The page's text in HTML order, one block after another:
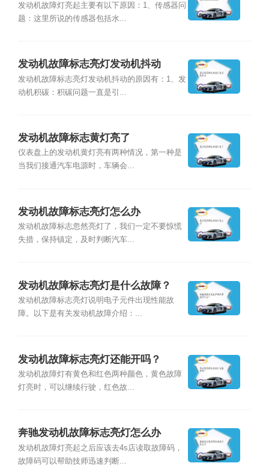
发动机故障灯亮起主要有以下原因：1、传感器问
题：这里所说的传感器包括水...
发动机故障标志亮灯发动机抖动
发动机故障标志亮灯发动机抖动的原因有：1、发
动机积碳：积碳问题一直是引...
发动机故障标志黄灯亮了
仪表盘上的发动机黄灯亮有两种情况，第一种是
当我们接通汽车电源时，车辆会...
发动机故障标志亮灯怎么办
发动机故障标志忽然亮灯了，我们一定不要惊慌
失措，保持镇定，及时判断汽车...
发动机故障标志亮灯是什么故障？
发动机故障标志亮灯说明电子元件出现性能故
障。以下是有关发动机故障介绍：...
发动机故障标志亮灯还能开吗？
发动机故障灯有黄色和红色两种颜色，⻩⾊故障
灯亮时，可以继续行驶，红色故...
奔驰发动机故障标志亮灯怎么办
发动机故障灯亮起之后应该去4s店读取故障码，
故障码可以帮助技师迅速判断...